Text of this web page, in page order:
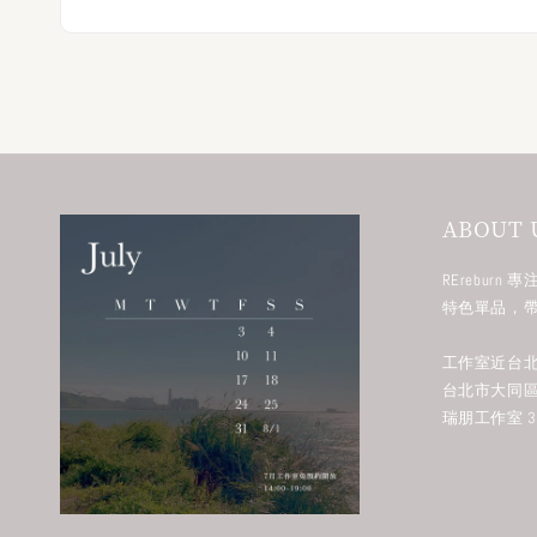
ABOUT
REreburn 專
特色單品，
工作室近台
台北市大同
瑞朋工作室